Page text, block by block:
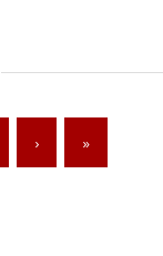
› »